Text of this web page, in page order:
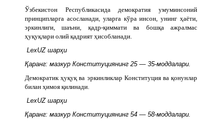
Ўзбекистон Республикасида демократия умуминсоний
принципларга асосланади, уларга кўра инсон, унинг ҳаёти,
эркинлиги, шаъни, қадр-қиммати ва бошқа ажралмас
ҳуқуқлари олий қадрият ҳисобланади.
LexUZ шарҳи
Қаранг: мазкур Конституциянинг 25 — 35-моддалари.
Демократик ҳуқуқ ва эркинликлар Конституция ва қонунлар
билан ҳимоя қилинади.
LexUZ шарҳи
Қаранг: мазкур Конституциянинг 54 — 58-моддалари.